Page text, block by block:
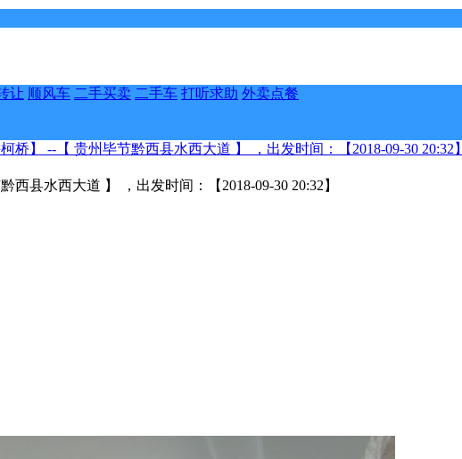
让 顺风车 二手买卖 二手车 打听求助 外卖点餐
桥】 --【 贵州毕节黔西县水西大道 】 ，出发时间：【2018-09-30 20:32】
西县水西大道 】 ，出发时间：【2018-09-30 20:32】